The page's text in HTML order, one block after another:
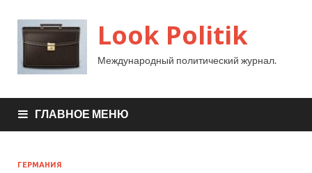
Look Politik
Международный политический журнал.
ГЛАВНОЕ МЕНЮ
ГЕРМАНИЯ